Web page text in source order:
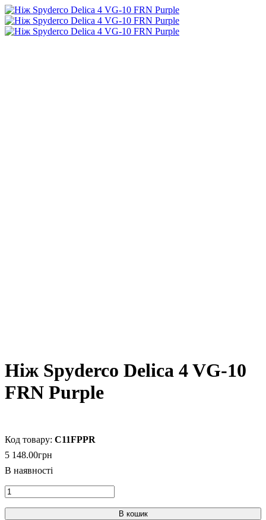
Ніж Spyderco Delica 4 VG-10
FRN Purple
C11FPPR
5 148.00грн
В кошик